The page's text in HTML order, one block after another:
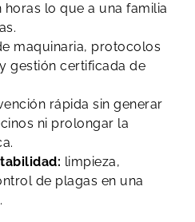
horas lo que a una familia
maquinaria, protocolos
gestión certificada de
rápida sin generar
ni prolongar la
limpieza,
de plagas en una